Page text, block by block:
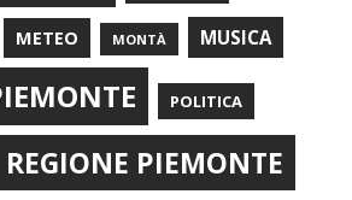
METEO MONTÀ MUSICA
POLITICA
REGIONE PIEMONTE